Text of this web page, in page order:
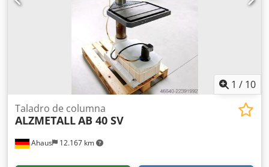
1 / 10
Ahaus 12.167 km
Taladro de columna
ALZMETALLAB 40 SV